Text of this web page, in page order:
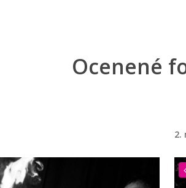
Ocenené
2.